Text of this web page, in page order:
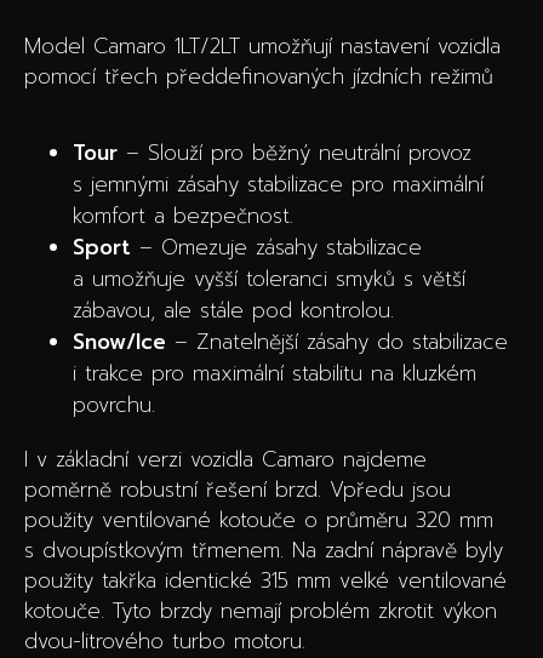
Model Camaro 1LT/2LT umožňují nastavení vozidla
pomocí třech předdefinovaných jízdních režimů
Tour – Slouží pro běžný neutrální provoz
s jemnými zásahy stabilizace pro maximální
komfort a bezpečnost.
Sport – Omezuje zásahy stabilizace
a umožňuje vyšší toleranci smyků s větší
zábavou, ale stále pod kontrolou.
Snow/Ice – Znatelnější zásahy do stabilizace
i trakce pro maximální stabilitu na kluzkém
povrchu.
I v základní verzi vozidla Camaro najdeme
poměrně robustní řešení brzd. Vpředu jsou
použity ventilované kotouče o průměru 320 mm
s dvoupístkovým třmenem. Na zadní nápravě byly
použity takřka identické 315 mm velké ventilované
kotouče. Tyto brzdy nemají problém zkrotit výkon
dvou-litrového turbo motoru.